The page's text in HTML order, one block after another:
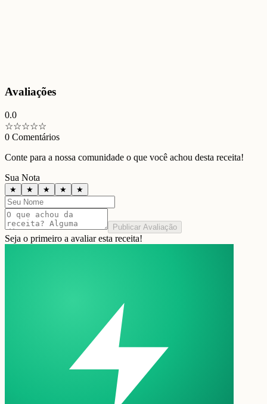
Avaliações
0.0
☆☆☆☆☆
0 Comentários
Conte para a nossa comunidade o que você achou desta receita!
Sua Nota
★ ★ ★ ★ ★
Publicar Avaliação
Seja o primeiro a avaliar esta receita!